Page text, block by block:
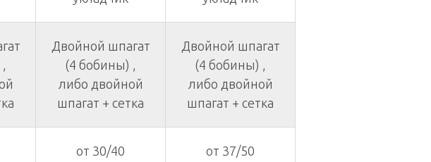
Двойной шпагат
(4 бобины) ,
либо двойной
шпагат + сетка
Двойной шпагат
(4 бобины) ,
либо двойной
шпагат + сетка
от 30/40 от 37/50